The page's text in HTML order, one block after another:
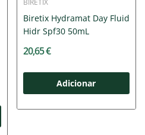
Biretix Hydramat Day Fluid
Hidr Spf30 50mL
20,65 €
Adicionar